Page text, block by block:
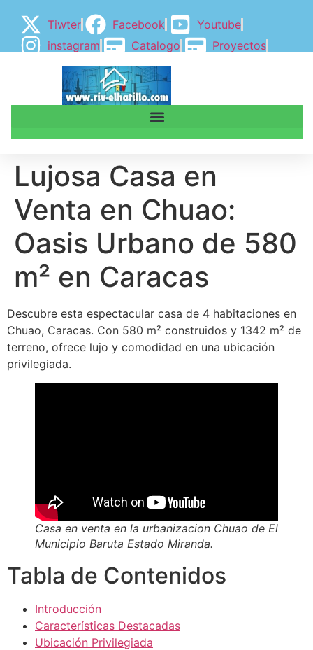
Tiwter Facebook
Youtube
instagram
Catalogo
Proyectos
BLOGGER
BLOG
Lujosa Casa en
Venta en Chuao:
Oasis Urbano de 580
m² en Caracas
Descubre esta espectacular casa de 4 habitaciones en
Chuao, Caracas. Con 580 m² construidos y 1342 m² de
terreno, ofrece lujo y comodidad en una ubicación
privilegiada.
Casa en venta en la urbanizacion Chuao de El
Municipio Baruta Estado Miranda.
Tabla de Contenidos
Introducción
Características Destacadas
Ubicación Privilegiada